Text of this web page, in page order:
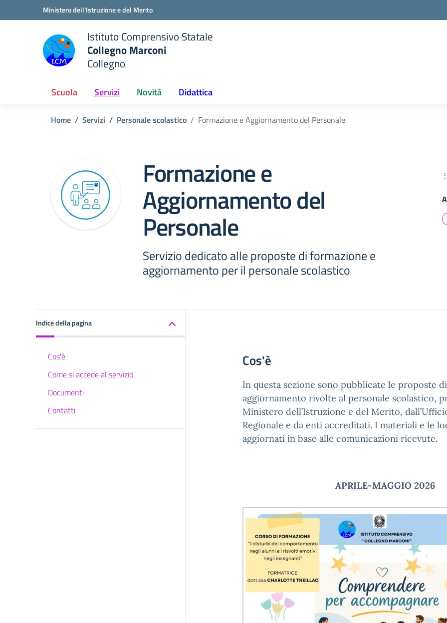
Vai ai contenuti
Vai al menu di navigazioneMinistero dell'Istruzione e del Merito
Istituto Comprensivo Statale
Collegno Marconi
Collegno
Scuola Servizi Novità Didattica
Home Servizi Personale scolastico Formazione e Aggiornamento del Personale
Formazione e
Aggiornamento del
Personale
Servizio dedicato alle proposte di formazione e
aggiornamento per il personale scolastico
Indice della pagina
Cos'è
Come si accede al servizio
Documenti
Contatti
Cos'è
In questa sezione sono pubblicate le proposte
aggiornamento rivolte al personale scolastico,
Ministero dell’Istruzione e del Merito,
Regionale e da enti accreditati. I materiali e le
aggiornati in base alle comunicazioni ricevute.
APRILE-MAGGIO 2026